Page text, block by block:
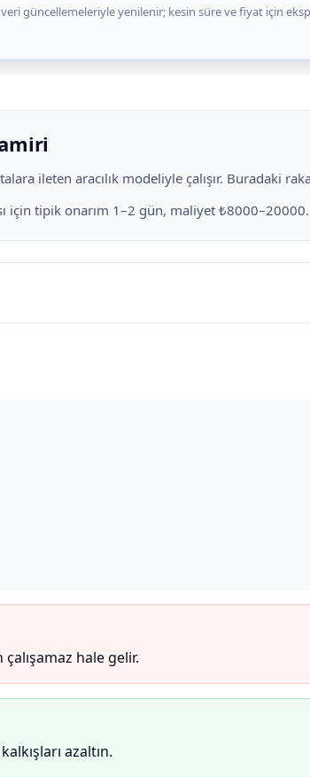
güncellemeleriyle yenilenir; kesin süre ve fiyat için
ileten aracılık modeliyle çalışır. Buradaki
için tipik onarım 1–2 gün, maliyet
hale gelir.
azaltın.